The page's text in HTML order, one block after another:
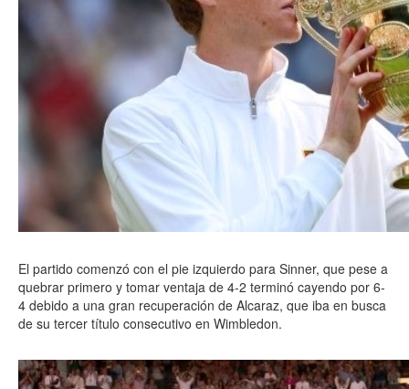
El partido comenzó con el pie izquierdo para Sinner, que pese a
quebrar primero y tomar ventaja de 4-2 terminó cayendo por 6-
4 debido a una gran recuperación de Alcaraz, que iba en busca
de su tercer título consecutivo en Wimbledon.